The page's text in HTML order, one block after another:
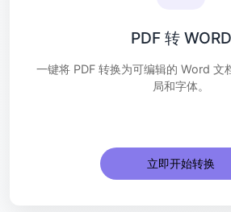
PDF 转 WORD
一键将 PDF 转换为可编辑的 Word 文
局和字体。
立即开始转换